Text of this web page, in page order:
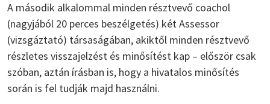
A második alkalommal minden résztvevő coachol
(nagyjából 20 perces beszélgetés) két Assessor
(vizsgáztató) társaságában, akiktől minden résztvevő
részletes visszajelzést és minősítést kap – először csak
szóban, aztán írásban is, hogy a hivatalos minősítés
során is fel tudják majd használni.